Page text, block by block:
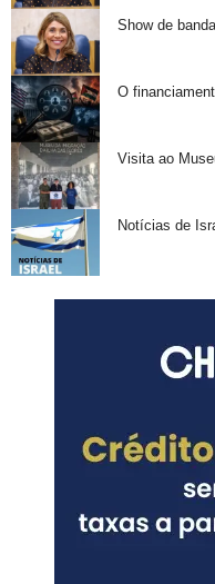
Show de
O
Visita ao
Notícias de